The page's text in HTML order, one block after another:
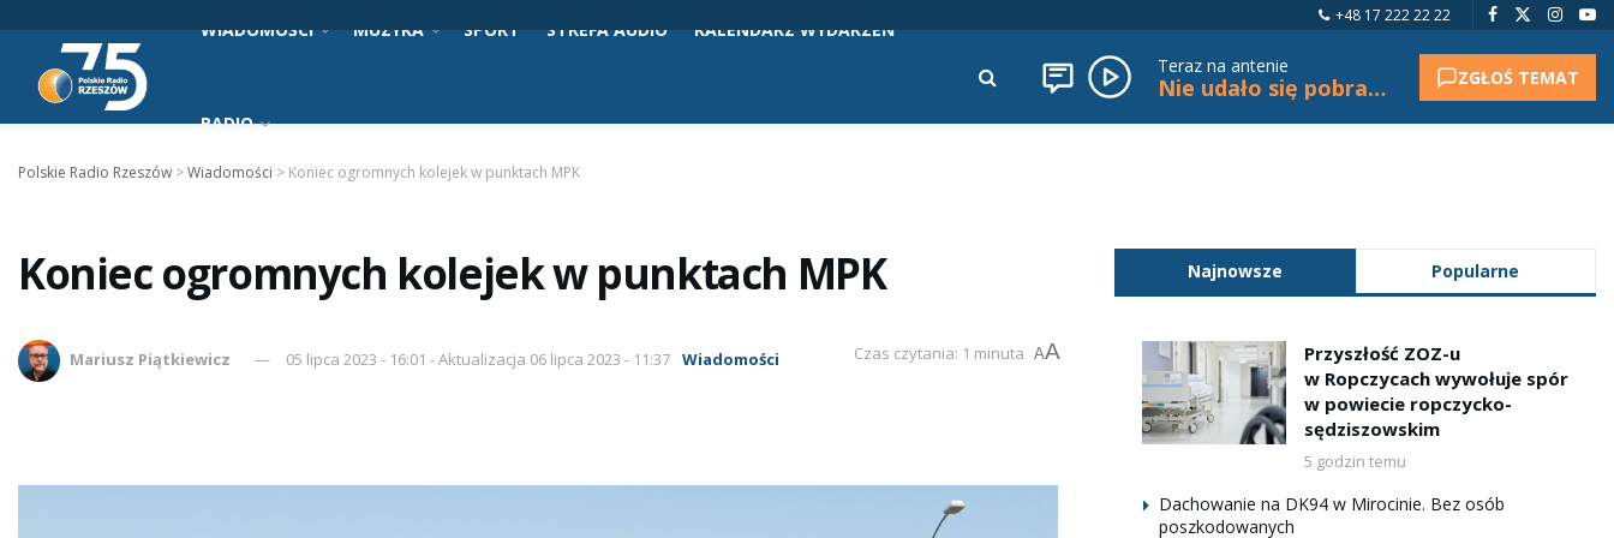
+48 17 222 22 22
WIADOMOŚCI MUZYKA SPORT STREFA AUDIO KALENDARZ WYDARZEŃ
RADIO
Teraz na antenie
Nie udało się pobrać tytułu. ZGŁOŚ TEMAT
Polskie Radio Rzeszów >Wiadomości > Koniec ogromnych kolejek w punktach MPK
Koniec ogromnych kolejek w punktach MPK
Mariusz Piątkiewicz 05 lipca 2023 - 16:01 - Aktualizacja 06 lipca 2023 - 11:37 Wiadomości Czas czytania: 1 minuta AA
Najnowsze Popularne
Przyszłość ZOZ-u
w Ropczycach wywołuje spór
w powiecie ropczycko-
sędziszowskim
5 godzin temu
Dachowanie na DK94 w Mirocinie. Bez osób
poszkodowanych